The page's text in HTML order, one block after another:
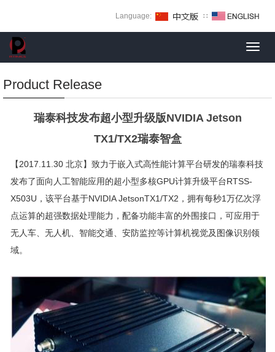
Language: ∷
Product Release
瑞泰科技发布超小型升级版NVIDIA Jetson
TX1/TX2瑞泰智盒
【2017.11.30 北京】 致力于嵌入式高性能计算平台研发的瑞泰科技
发布了面向人工智能应用的超小型多核GPU计算升级平台RTSS-
X503U，该平台基于NVIDIA JetsonTX1/TX2，拥有每秒1万亿次浮
点运算的超强数据处理能力，配备功能丰富的外围接口，可应用于
无人车、无人机、智能交通、安防监控等计算机视觉及图像识别领
域。